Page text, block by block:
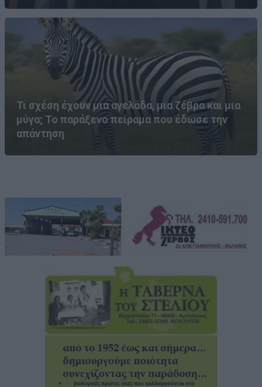
Τι σχέση έχουν μια αγελάδα, μια ζέβρα και μια
μύγα; Το παράξενο πείραμα που έδωσε την
απάντηση